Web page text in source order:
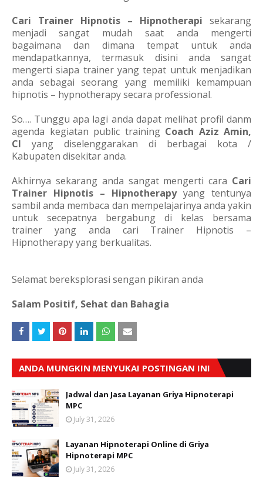
Cari Trainer Hipnotis – Hipnotherapi sekarang
menjadi sangat mudah saat anda mengerti
bagaimana dan dimana tempat untuk anda
mendapatkannya, termasuk disini anda sangat
mengerti siapa trainer yang tepat untuk menjadikan
anda sebagai seorang yang memiliki kemampuan
hipnotis – hypnotherapy secara professional.
So…. Tunggu apa lagi anda dapat melihat profil danm
agenda kegiatan public training Coach Aziz Amin,
CI yang diselenggarakan di berbagai kota /
Kabupaten disekitar anda.
Akhirnya sekarang anda sangat mengerti cara Cari
Trainer Hipnotis – Hipnotherapyyang tentunya
sambil anda membaca dan mempelajarinya anda yakin
untuk secepatnya bergabung di kelas bersama
trainer yang anda cari Trainer Hipnotis –
Hipnotherapy yang berkualitas.
Selamat bereksplorasi sengan pikiran anda
Salam Positif, Sehat dan Bahagia
ANDA MUNGKIN MENYUKAI POSTINGAN INI
Jadwal dan Jasa Layanan Griya Hipnoterapi
MPC
July 31, 2026
Layanan Hipnoterapi Online di Griya
Hipnoterapi MPC
July 31, 2026